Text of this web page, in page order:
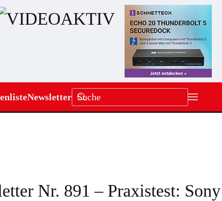
Newsletter
Nr. 891 – Praxistest: